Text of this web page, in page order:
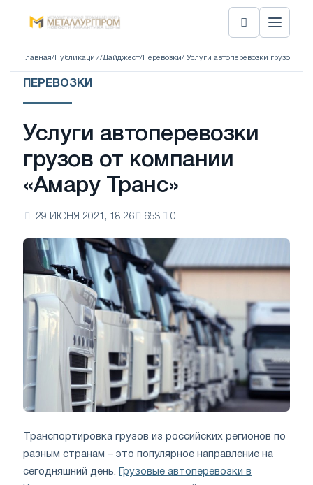
Главная/ Публикации/Дайджест/ Перевозки/ Услуги автоперевозки грузов от
ПЕРЕВОЗКИ
Услуги автоперевозки
грузов от компании
«Амару Транс»
29 ИЮНЯ 2021, 18:26 653 0
Транспортировка грузов из российских регионов по
разным странам – это популярное направление на
сегодняшний день.
Грузовые автоперевозки в